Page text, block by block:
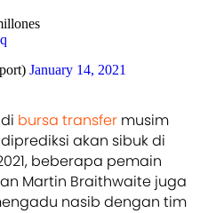
January 14, 2021
bursa transfer musim
akan sibuk di
beberapa pemain
Martin Braithwaite juga
nasib dengan tim